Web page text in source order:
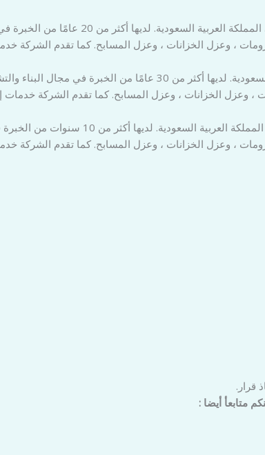
. هي شركة رائدة في مجال العزل
، وعزل الخزانات ، وعزل المسابح. كما تقدم الشركة
. هي شركة مقاولات عامة رائدة في المملكة العربية
وعزل الخزانات ، وعزل المسابح. كما تقدم الشركة خدمات
. هي شركة رائدة في مجال العزل
، وعزل الخزانات ، وعزل المسابح. كما تقدم الشركة
قرار.
متابعأ أيضا :